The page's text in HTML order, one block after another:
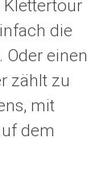
Klettertour
die
Oder einen
zählt zu
mit
dem